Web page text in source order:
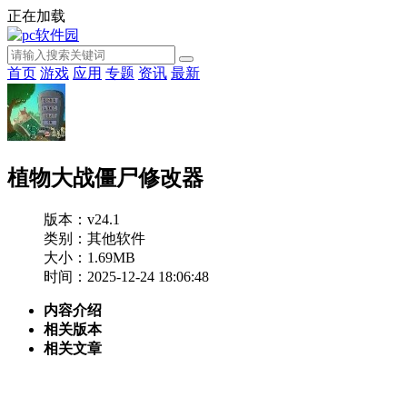
正在加载
首页 游戏 应用 专题 资讯 最新
植物大战僵尸修改器
版本：v24.1
类别：其他软件
大小：1.69MB
时间：2025-12-24 18:06:48
内容介绍
相关版本
相关文章